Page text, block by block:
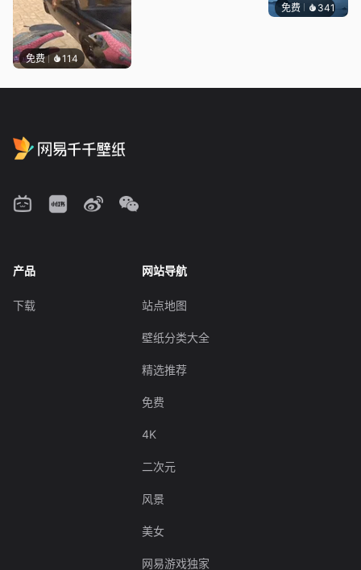
免费 114
免费 341冰茶Ln
产品
下载
网站导航
站点地图
壁纸分类大全
精选推荐
免费
4K
二次元
风景
美女
网易游戏独家